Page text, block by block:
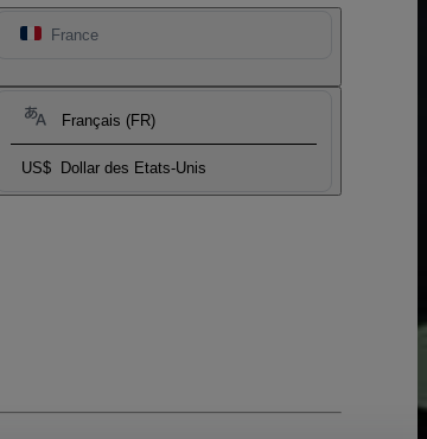
France
Français (FR)
US$ Dollar des Etats-Unis